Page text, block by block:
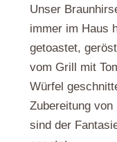
Unser
immer im Haus
getoastet,
vom Grill mit
Würfel
Zubereitung
sind der